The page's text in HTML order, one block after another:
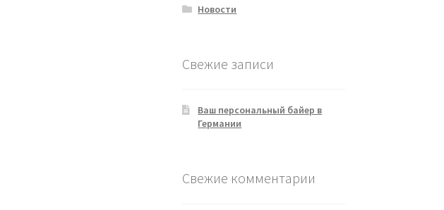
Новости
Свежие записи
Ваш персональный байер в
Германии
Свежие комментарии